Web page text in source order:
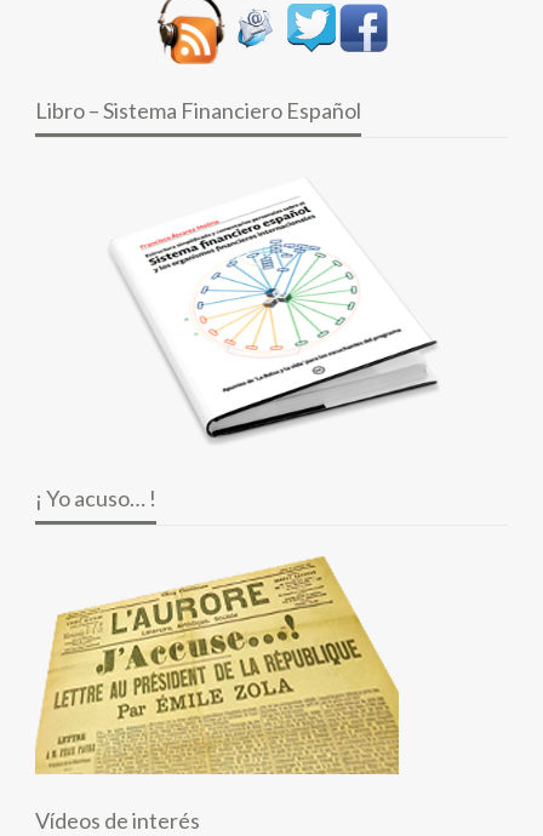
Libro – Sistema Financiero Español
¡ Yo acuso… !
Vídeos de interés